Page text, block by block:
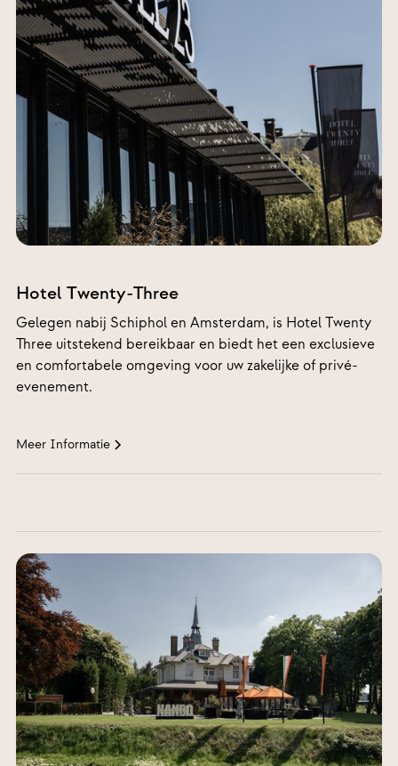
Hotel Twenty-Three
Gelegen nabij Schiphol en Amsterdam, is Hotel Twenty
Three uitstekend bereikbaar en biedt het een exclusieve
en comfortabele omgeving voor uw zakelijke of privé-
evenement.
Meer Informatie